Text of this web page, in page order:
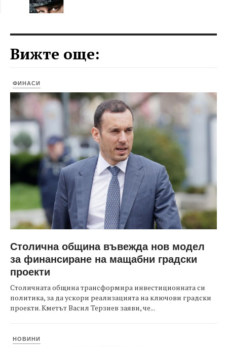
Вижте още:
ФИНАСИ
Столична община въвежда нов модел
за финансиране на мащабни градски
проекти
Столичната община трансформира инвестиционната си
политика, за да ускори реализацията на ключови градски
проекти. Кметът Васил Терзиев заяви, че...
НОВИНИ